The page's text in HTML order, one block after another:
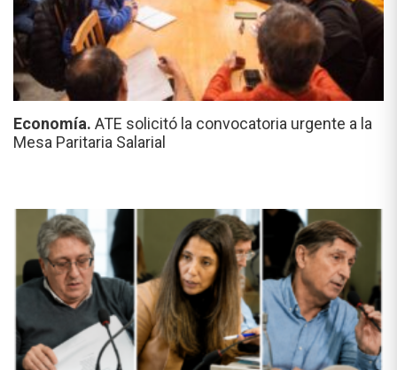
Economía. ATE solicitó la convocatoria urgente a la
Mesa Paritaria Salarial